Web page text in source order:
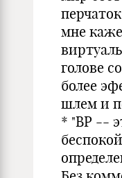
мне
голове
более
шлем и
* "ВР --